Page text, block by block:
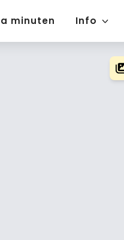
minuten Info